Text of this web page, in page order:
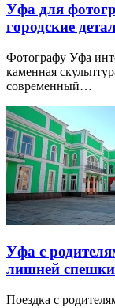
Уфа для
городские
Фотографу Уфа
каменная
современный…
Уфа с
лишней спешки
Поездка с